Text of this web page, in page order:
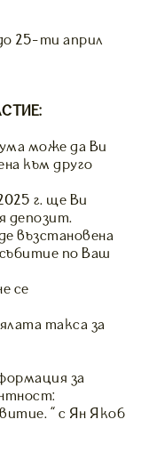
25-ти април
може да Ви
към друго
г. ще Ви
депозит.
възстановена
по Ваш
се
такса за
за
" с Ян Якоб